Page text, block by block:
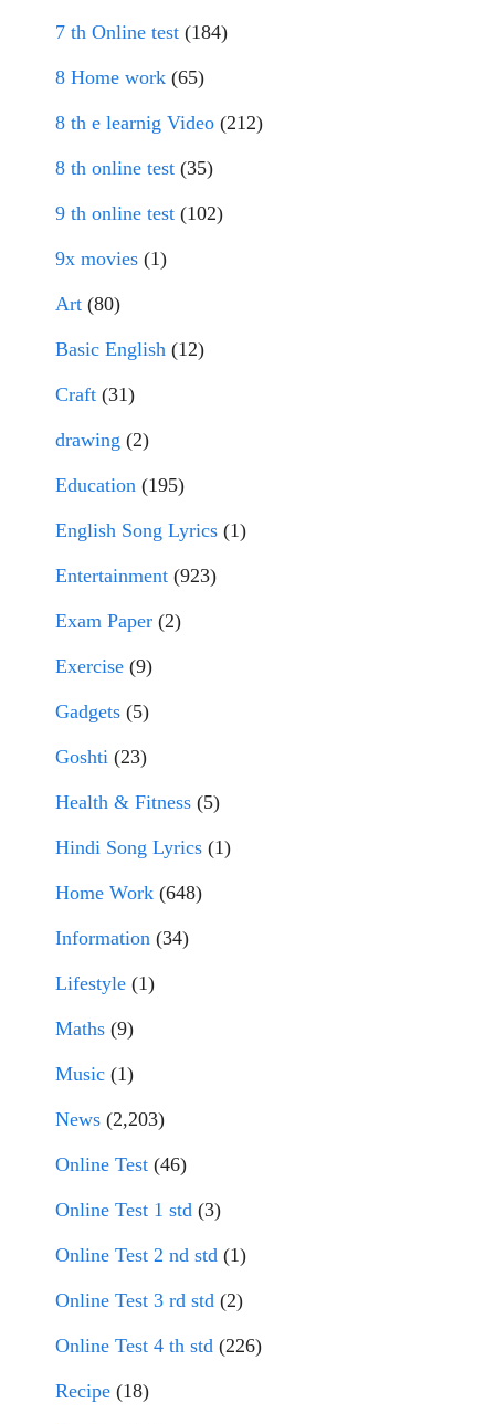
7 th Online test (184)
8 Home work (65)
8 th e learnig Video (212)
8 th online test (35)
9 th online test (102)
9x movies (1)
Art (80)
Basic English (12)
Craft (31)
drawing (2)
Education (195)
English Song Lyrics (1)
Entertainment (923)
Exam Paper (2)
Exercise (9)
Gadgets (5)
Goshti (23)
Health & Fitness (5)
Hindi Song Lyrics (1)
Home Work (648)
Information (34)
Lifestyle (1)
Maths (9)
Music (1)
News (2,203)
Online Test (46)
Online Test 1 std (3)
Online Test 2 nd std (1)
Online Test 3 rd std (2)
Online Test 4 th std (226)
Recipe (18)